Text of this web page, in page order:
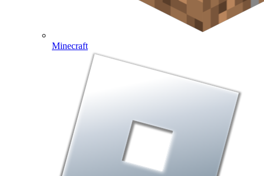
Minecraft